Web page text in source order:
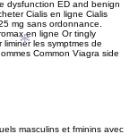
dysfunction ED and benign
Cialis en ligne Cialis
mg sans ordonnance.
en ligne Or tingly
les symptmes de
Common Viagra side
masculins et fminins avec
*